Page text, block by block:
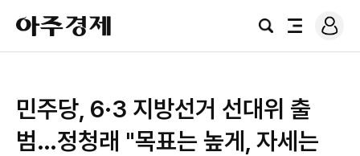
아
주
경
검
전
로
그
민주당, 6·3 지방선거 선대위 출
범…정청래 "목표는 높게, 자세는